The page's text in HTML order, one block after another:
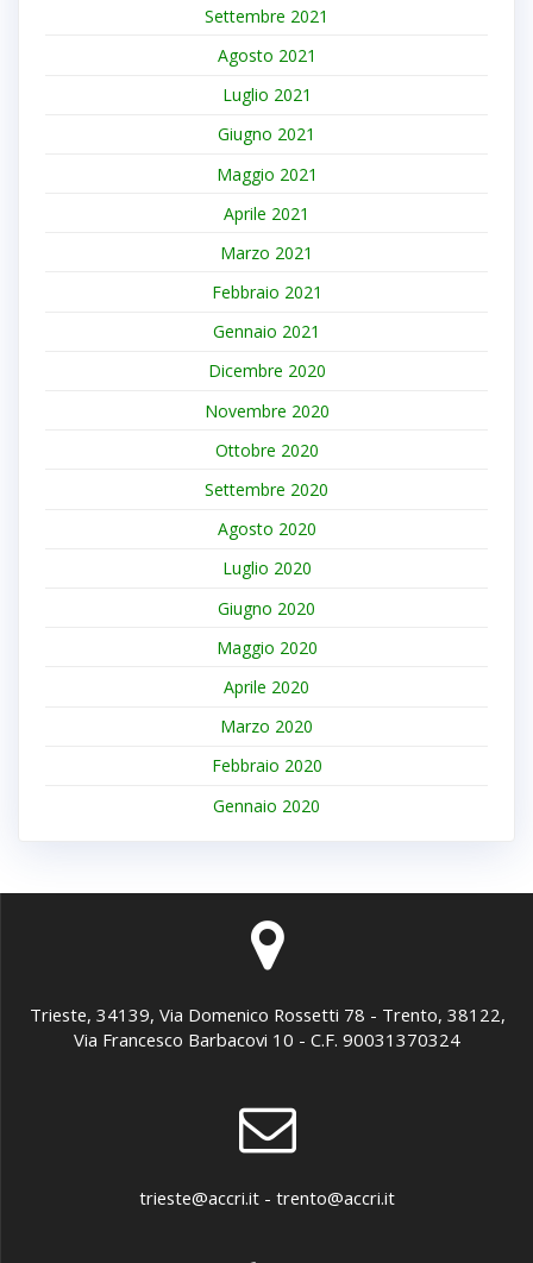
Settembre 2021
Agosto 2021
Luglio 2021
Giugno 2021
Maggio 2021
Aprile 2021
Marzo 2021
Febbraio 2021
Gennaio 2021
Dicembre 2020
Novembre 2020
Ottobre 2020
Settembre 2020
Agosto 2020
Luglio 2020
Giugno 2020
Maggio 2020
Aprile 2020
Marzo 2020
Febbraio 2020
Gennaio 2020
Trieste, 34139, Via Domenico Rossetti 78 - Trento, 38122,
Via Francesco Barbacovi 10 - C.F. 90031370324
trieste@accri.it - trento@accri.it